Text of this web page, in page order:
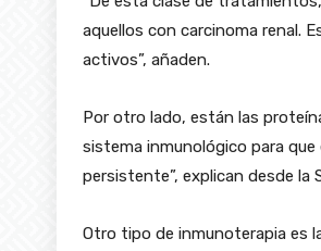
aquellos con carcinoma renal.
activos”, añaden.
Por otro lado, están las
sistema inmunológico para
persistente”, explican desde la
Otro tipo de inmunoterapia es